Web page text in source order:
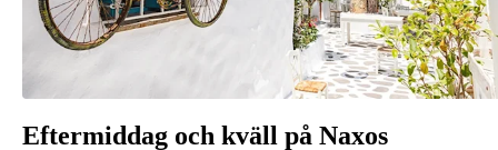
Eftermiddag och kväll på Naxos